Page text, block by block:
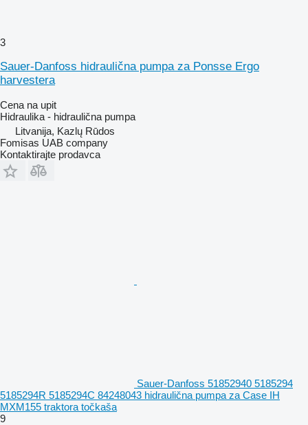
3
Sauer-Danfoss hidraulična pumpa za Ponsse Ergo
harvestera
Cena na upit
Hidraulika - hidraulična pumpa
Litvanija, Kazlų Rūdos
Fomisas UAB company
Kontaktirajte prodavca
Sauer-Danfoss 51852940 5185294
5185294R 5185294C 84248043 hidraulična pumpa za Case IH
MXM155 traktora točkaša
9